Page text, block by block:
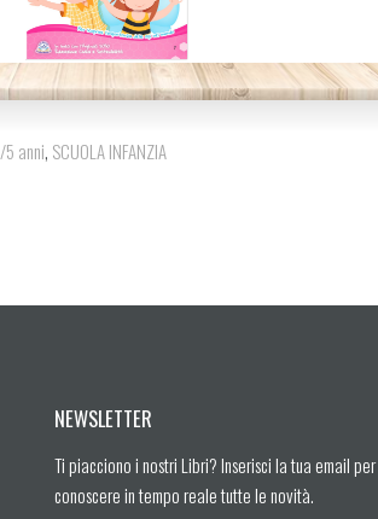
anni, SCUOLA INFANZIA
NEWSLETTER
Ti piacciono i nostri Libri? Inserisci la tua email per
conoscere in tempo reale tutte le novità.